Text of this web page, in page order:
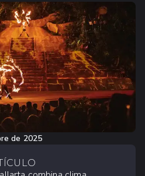
de 2025